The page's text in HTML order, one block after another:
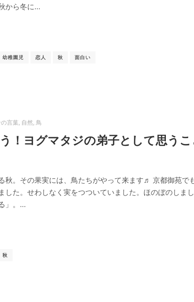
から冬に…
幼稚園児 恋人 秋 面白い
言葉, 自然, 鳥
！ヨグマタジの弟子として思うこ
秋。その果実には、鳥たちがやって来ます♬ 京都御苑で
した。せわしなく実をつついていました。ほのぼのしま
」。…
秋